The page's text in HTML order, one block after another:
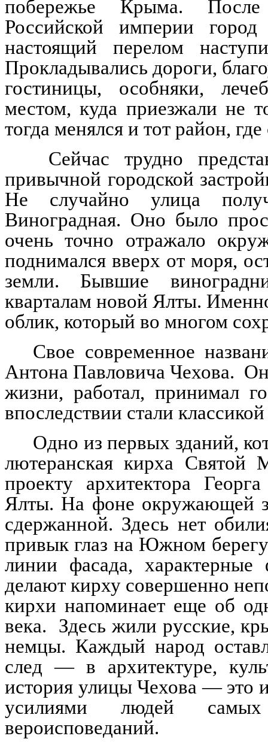
побережье Крыма. После
Российской империи город
настоящий перелом
Прокладывались дороги,
гостиницы, особняки,
местом, куда приезжали не
тогда менялся и тот район,
Сейчас трудно
привычной городской
Не случайно улица
Виноградная. Оно было
очень точно отражало
поднимался вверх от моря,
земли. Бывшие
кварталам новой Ялты.
облик, который во многом
Свое современное
Антона Павловича Чехова.
жизни, работал, принимал
впоследствии стали
Одно из первых зданий,
лютеранская кирха
проекту архитектора
Ялты. На фоне окружающей
сдержанной. Здесь нет
привык глаз на Южном
линии фасада, характерные
делают кирху совершенно
кирхи напоминает еще об
века. Здесь жили русские,
немцы. Каждый народ
след — в архитектуре,
история улицы Чехова — это
усилиями людей
вероисповеданий.